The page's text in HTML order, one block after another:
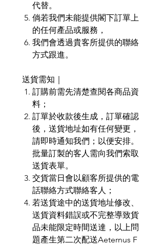
代替。
倘若我們未能提供閣下訂單上
的任何產品或服務，
我們會透過貴客所提供的聯絡
方式跟進。
送貨需知｜
訂購前需先清楚查閱各商品資
料；
訂單於收款後生成，訂單確認
後，送貨地址如有任何變更，
請即時通知我們；以便安排。
批量訂製的客人需向我們索取
送貨表單。
交貨當日會以顧客所提供的電
話聯絡方式聯絡客人；
若送貨途中的送貨地址修改、
送貨資料錯誤或不完整導致貨
品未能限定時間送達，以上問
題產生第二次配送Aeternus F